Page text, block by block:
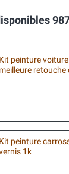
987
Kit peinture
meilleure retouche
Kit peinture
1k